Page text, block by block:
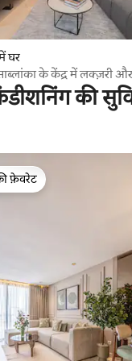
घर
के केंद्र में लक्ज़री
की
फ़ेवरेट
फ़ेवरेट